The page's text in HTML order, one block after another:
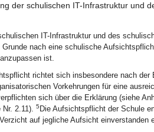
der schulischen IT-Infrastruktur und
IT-Infrastruktur und des
nach eine schulische
ist.
richtet sich insbesondere nach
Vorkehrungen für eine
sich über die Erklärung (siehe
Nr. 2.11). 5 Die Aufsichtspflicht der Schule
auf jegliche Aufsicht einverstanden